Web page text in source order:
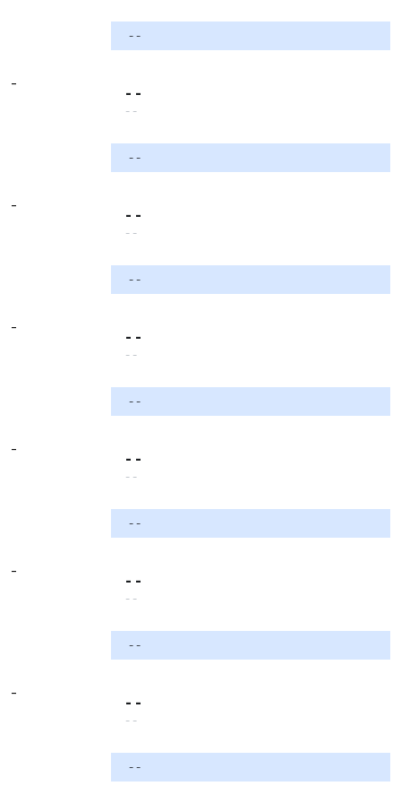
- -
-
- -
- -
- -
-
- -
- -
- -
-
- -
- -
- -
-
- -
- -
- -
-
- -
- -
- -
-
- -
- -
- -